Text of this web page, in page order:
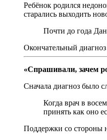
Ребёнок родился
старались выходить
Почти до года
Окончательный
«Спрашивали, зачем
Сначала диагноз было
Когда врач в
принять как оно
Поддержки со стороны